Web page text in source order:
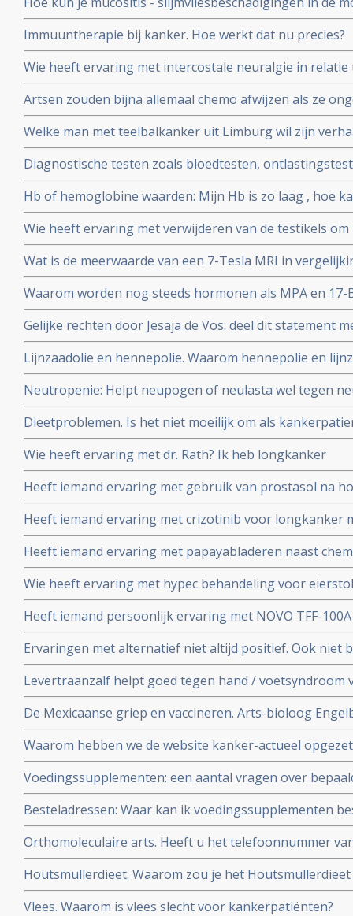
radiotherapie voorkomen en behandelen?
Immuuntherapie bij kanker. Hoe werkt dat nu precies?
Wie heeft ervaring met intercostale neuralgie in
(bot-metastasen)? Weet iemand of hier
van de lever?
Artsen zouden bijna allemaal chemo afwijzen als ze
bewering wel?
Welke man met teelbalkanker uit Limburg wil zijn
de Limburger?
Diagnostische testen zoals bloedtesten,
enz, wat zijn dat? Waarvoor dienen ze? En kan ik die
Hb of hemoglobine waarden: Mijn Hb is zo laag , hoe
Wie heeft ervaring met verwijderen van de testikels
Wat is de meerwaarde van een 7-Tesla MRI in
Waarom worden nog steeds hormonen als MPA en
bekend is dat dit kanker veroorzaakt?
Gelijke rechten door Jesaja de Vos: deel dit statement
Lijnzaadolie en hennepolie. Waarom hennepolie en
Neutropenie: Helpt neupogen of neulasta wel tegen
bloedlichaampjes - veroorzaakt door chemo? En zijn
alternatieven voor?
Dieetproblemen. Is het niet moeilijk om als
Moermandieet te volgen en kun je dat van de ene op
Wie heeft ervaring met dr. Rath? Ik heb longkanker
Heeft iemand ervaring met gebruik van prostasol na
uitgezaaide prostaatkanker?
Heeft iemand ervaring met crizotinib voor longkanker
Heeft iemand ervaring met papayabladeren naast
Wie heeft ervaring met hypec behandeling voor
Heeft iemand persoonlijk ervaring met NOVO TFF-
Ervaringen met alternatief niet altijd positief. Ook niet
ervaring
Levertraanzalf helpt goed tegen hand / voetsyndroom
name Xeloda - capecitabine
De Mexicaanse griep en vaccineren. Arts-bioloog
conclusies op basis van wetenschappeliijke analyse en
Waarom hebben we de website kanker-actueel
Voedingssupplementen: een aantal vragen over
elkaar gezet
Besteladressen: Waar kan ik voedingssupplementen
betrouwbare adressen, waar u ook korting kunt
kanker-actueel
Orthomoleculaire arts. Heeft u het telefoonnummer
orthomoleculaire arts?
Houtsmullerdieet. Waarom zou je het
van kanker?
Vlees. Waarom is vlees slecht voor kankerpatiënten?